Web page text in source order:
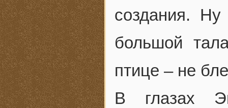
создания.
большой
птице – не
В глазах